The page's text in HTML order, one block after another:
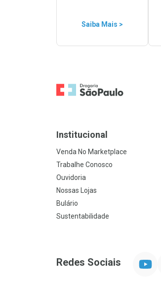
Saiba Mais >
Ir para a Home
Institucional
Venda No Marketplace
Trabalhe Conosco
Ouvidoria
Nossas Lojas
Bulário
Sustentabilidade
Redes Sociais